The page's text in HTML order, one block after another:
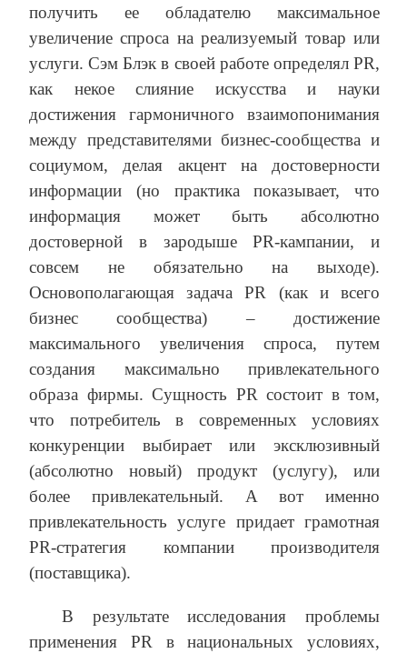
получить ее обладателю максимальное
увеличение спроса на реализуемый товар или
услуги. Сэм Блэк в своей работе определял PR,
как некое слияние искусства и науки
достижения гармоничного взаимопонимания
между представителями бизнес-сообщества и
социумом, делая акцент на достоверности
информации (но практика показывает, что
информация может быть абсолютно
достоверной в зародыше PR-кампании, и
совсем не обязательно на выходе).
Основополагающая задача PR (как и всего
бизнес сообщества) – достижение
максимального увеличения спроса, путем
создания максимально привлекательного
образа фирмы. Сущность PR состоит в том,
что потребитель в современных условиях
конкуренции выбирает или эксклюзивный
(абсолютно новый) продукт (услугу), или
более привлекательный. А вот именно
привлекательность услуге придает грамотная
PR-стратегия компании производителя
(поставщика).
В результате исследования проблемы
применения PR в национальных условиях,